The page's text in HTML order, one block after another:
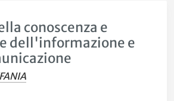
conoscenza e
dell'informazione e